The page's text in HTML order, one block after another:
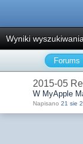
Wyniki wyszukiwania
Forums
2015-05
W MyApple
Napisano 21 sie